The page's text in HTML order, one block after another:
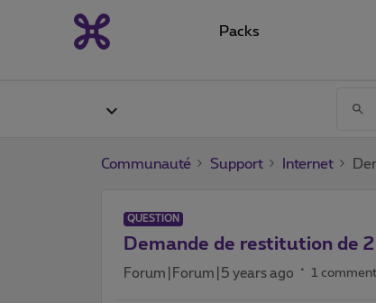
Packs
Communauté Support Internet
QUESTION
Demande de restitution de
Forum|Forum|5 years ago 1